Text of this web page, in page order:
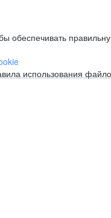
обеспечивать
использования